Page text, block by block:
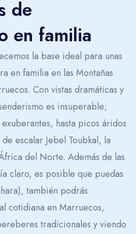
Altas del Atlas
de
en familia
la base ideal para unas
en familia en las Montañas
Con vistas dramáticas y
es insuperable;
hasta picos áridos
escalar Jebel Toubkal, la
del Norte. Además de las
claro, es posible que puedas
también podrás
cotidiana en Marruecos,
tradicionales y viendo